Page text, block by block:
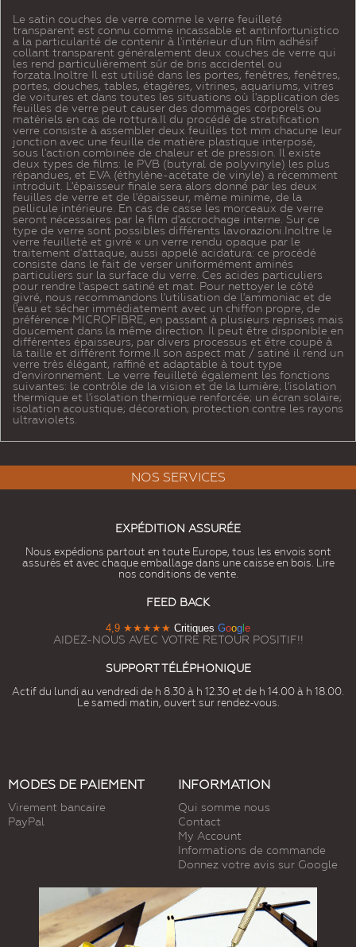
Le satin couches de verre comme le verre feuilleté
transparent est connu comme incassable et antinfortunistico
a la particularité de contenir à l'intérieur d'un film adhésif
collant transparent généralement deux couches de verre qui
les rend particulièrement sûr de bris accidentel ou
forzata.Inoltre Il est utilisé dans les portes, fenêtres, fenêtres,
portes, douches, tables, étagères, vitrines, aquariums, vitres
de voitures et dans toutes les situations où l'application des
feuilles de verre peut causer des dommages corporels ou
matériels en cas de rottura.Il du procédé de stratification
verre consiste à assembler deux feuilles tot mm chacune leur
jonction avec une feuille de matière plastique interposé,
sous l'action combinée de chaleur et de pression. Il existe
deux types de films: le PVB (butyral de polyvinyle) les plus
répandues, et EVA (éthylène-acétate de vinyle) a récemment
introduit. L'épaisseur finale sera alors donné par les deux
feuilles de verre et de l'épaisseur, même minime, de la
pellicule intérieure. En cas de casse les morceaux de verre
seront nécessaires par le film d'accrochage interne. Sur ce
type de verre sont possibles différents lavorazioni.Inoltre le
verre feuilleté et givré « un verre rendu opaque par le
traitement d'attaque, aussi appelé acidatura: ce procédé
consiste dans le fait de verser uniformément aminés
particuliers sur la surface du verre. Ces acides particuliers
pour rendre l'aspect satiné et mat. Pour nettoyer le côté
givré, nous recommandons l'utilisation de l'ammoniac et de
l'eau et sécher immédiatement avec un chiffon propre, de
préférence MICROFIBRE, en passant à plusieurs reprises mais
doucement dans la même direction. Il peut être disponible en
différentes épaisseurs, par divers processus et être coupé à
la taille et différent forme.Il son aspect mat / satiné il rend un
verre très élégant, raffiné et adaptable à tout type
d'environnement. Le verre feuilleté également les fonctions
suivantes: le contrôle de la vision et de la lumière; l'isolation
thermique et l'isolation thermique renforcée; un écran solaire;
isolation acoustique; décoration; protection contre les rayons
ultraviolets.
NOS SERVICES
EXPÉDITION ASSURÉE
Nous expédions partout en toute Europe, tous les envois sont
assurés et avec chaque emballage dans une caisse en bois. Lire
nos conditions de vente.
FEED BACK
4,9 ★★★★★ Critiques Goog e
AIDEZ-NOUS AVEC VOTRE RETOUR POSITIF!!
SUPPORT TÉLÉPHONIQUE
Actif du lundi au vendredi de h 8.30 à h 12.30 et de h 14.00 à h 18.00.
Le samedi matin, ouvert sur rendez-vous.
MODES DE PAIEMENT
Virement bancaire
PayPal
INFORMATION
Qui somme nous
Contact
My Account
Informations de commande
Donnez votre avis sur Google